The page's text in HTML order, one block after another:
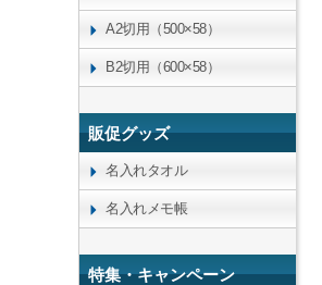
A2切用（500×58）
B2切用（600×58）
販促グッズ
名入れタオル
名入れメモ帳
特集・キャンペーン